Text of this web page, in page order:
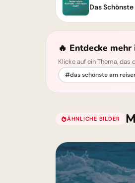
🔥 Entdecke
Klicke auf ein Thema,
#das schönste am
ÄHNLICHE BILDER